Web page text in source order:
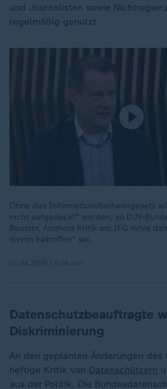
und Journalisten sowie
regelmäßig genutzt.
Ohne das Informationsfreiheitsgesetz
nicht aufgedeckt" werden, so DJV-
Beuster, Amthors Kritik am IFG rühre
davon betroffen" sei.
Datenschutzbeauftragte
Diskriminierung
An den geplanten Änderungen des
heftige Kritik von Datenschützern
aus der Politik. Die